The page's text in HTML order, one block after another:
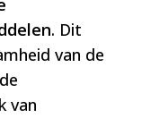
. Dit
van de
van